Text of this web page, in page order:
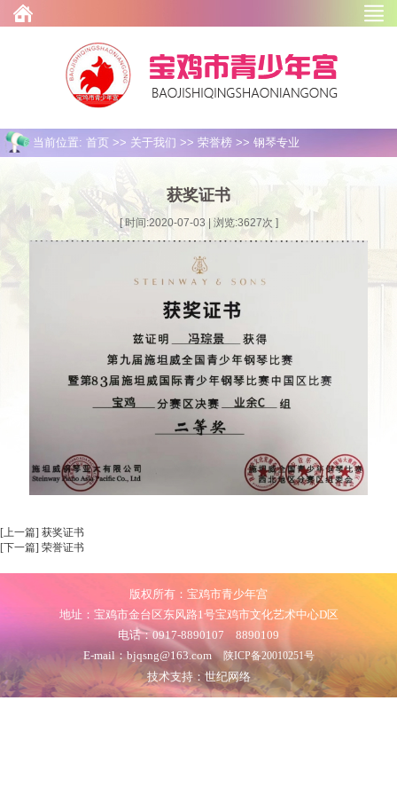
当前位置: 首页 >> 关于我们 >> 荣誉榜 >> 钢琴专业
获奖证书
[ 时间:2020-07-03 | 浏览:3627次 ]
[上一篇] 获奖证书
[下一篇] 荣誉证书
版权所有：宝鸡市青少年宫
地址：宝鸡市金台区东风路1号宝鸡市文化艺术中心D区
电话：0917-8890107 8890109
E-mail：bjqsng@163.com 陕ICP备20010251号
技术支持：世纪网络